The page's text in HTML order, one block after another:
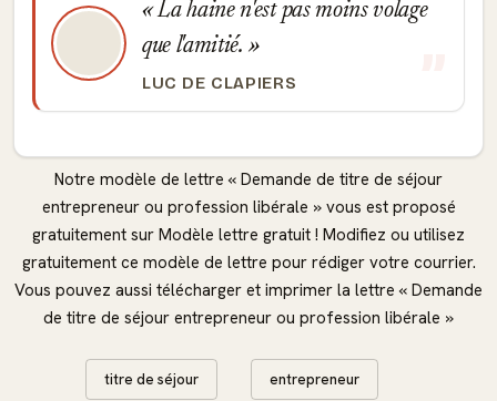
La haine n'est pas moins volage
que l'amitié.
LUC DE CLAPIERS
Notre modèle de lettre « Demande de titre de séjour
entrepreneur ou profession libérale » vous est proposé
gratuitement sur Modèle lettre gratuit ! Modifiez ou utilisez
gratuitement ce modèle de lettre pour rédiger votre courrier.
Vous pouvez aussi télécharger et imprimer la lettre « Demande
de titre de séjour entrepreneur ou profession libérale »
titre de séjour entrepreneur